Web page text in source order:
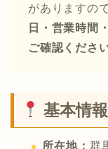
がありますので
日・営業時間
ご確認ください
基本情報
所在地： 群